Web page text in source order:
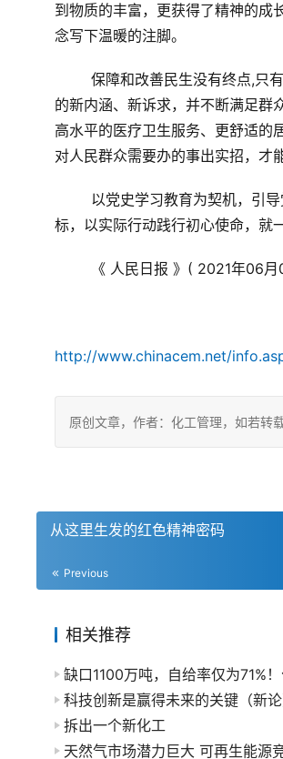
到物质的丰富，更获得了精神的成
念写下温暖的注脚。
保障和改善民生没有终点,只
的新内涵、新诉求，并不断满足群
高水平的医疗卫生服务、更舒适
对人民群众需要办的事出实招，才
以党史学习教育为契机，引
标，以实际行动践行初心使命，就
《 人民日报 》 ( 2021年06月
http://www.chinacem.net/
原创文章，作者：化工管理，如若
从这里生发的红色精神密码
Previous
相关推荐
科技创新是赢得未来的关键（新论
拆出一个新化工